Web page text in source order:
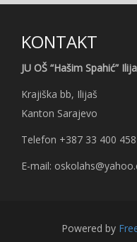
KONTAKT
JU OŠ “Hašim Spahić”
Krajiška bb, Ilijaš
Kanton Sarajevo
Telefon +387 33 400 458
E-mail:
Powered by